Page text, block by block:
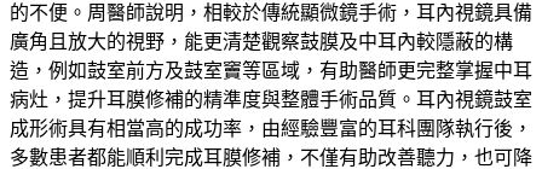
的不便。周醫師說明，相較於傳統顯微鏡手術，耳內視鏡具備
廣角且放大的視野，能更清楚觀察鼓膜及中耳內較隱蔽的構
造，例如鼓室前方及鼓室竇等區域，有助醫師更完整掌握中耳
病灶，提升耳膜修補的精準度與整體手術品質。耳內視鏡鼓室
成形術具有相當高的成功率，由經驗豐富的耳科團隊執行後，
多數患者都能順利完成耳膜修補，不僅有助改善聽力，也可降